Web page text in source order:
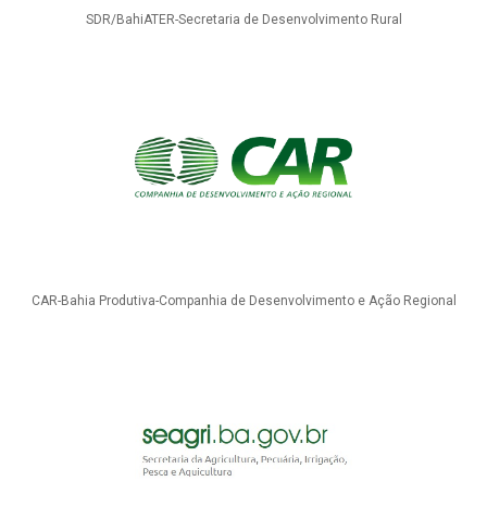
SDR/BahiATER-Secretaria de Desenvolvimento Rural
CAR-Bahia Produtiva-Companhia de Desenvolvimento e Ação Regional